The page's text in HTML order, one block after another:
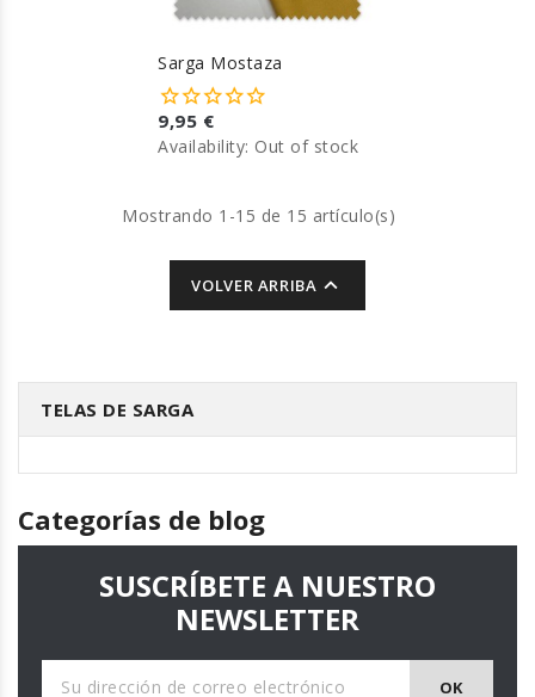
Sarga Mostaza
9,95 €
Availability: Out of stock
Mostrando 1-15 de 15 artículo(s)
VOLVER ARRIBA 
TELAS DE SARGA
Categorías de blog
SUSCRÍBETE A NUESTRO
NEWSLETTER